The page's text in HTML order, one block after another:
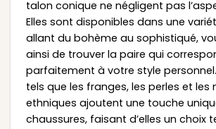
talon conique ne négligent pas
Elles sont disponibles dans une
allant du bohème au sophistiqué,
ainsi de trouver la paire qui
parfaitement à votre style
tels que les franges, les perles et les
ethniques ajoutent une touche
chaussures, faisant d’elles un choix